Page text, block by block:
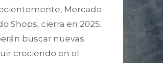
Mercado
Shops, cierra en 2025.
buscar nuevas
creciendo en el